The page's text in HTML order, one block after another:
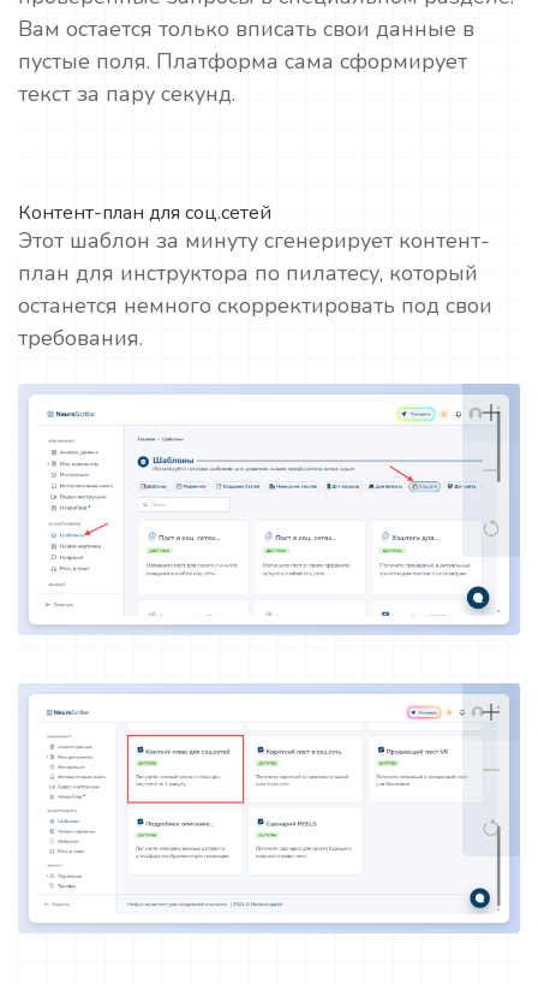
Вам остается только вписать свои данные в
пустые поля. Платформа сама сформирует
текст за пару секунд.
Контент-план для соц.сетей
Этот шаблон за минуту сгенерирует контент-
план для инструктора по пилатесу, который
останется немного скорректировать под свои
требования.